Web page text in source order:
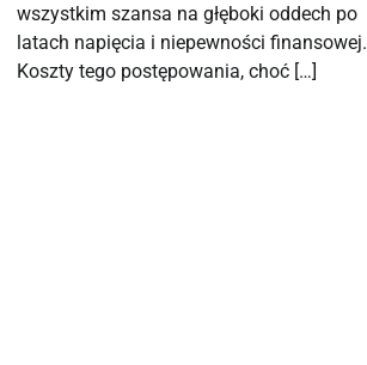
wszystkim szansa na głęboki oddech po
latach napięcia i niepewności finansowej.
Koszty tego postępowania, choć […]